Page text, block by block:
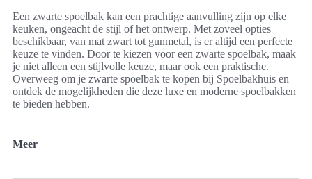
Een zwarte spoelbak kan een prachtige aanvulling zijn op elke
keuken, ongeacht de stijl of het ontwerp. Met zoveel opties
beschikbaar, van mat zwart tot gunmetal, is er altijd een perfecte
keuze te vinden. Door te kiezen voor een zwarte spoelbak, maak
je niet alleen een stijlvolle keuze, maar ook een praktische.
Overweeg om je zwarte spoelbak te kopen bij Spoelbakhuis en
ontdek de mogelijkheden die deze luxe en moderne spoelbakken
te bieden hebben.
Meer